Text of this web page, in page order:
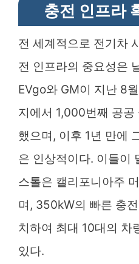
충전 인프라
전 세계적으로 전기차
전 인프라의 중요성은
EVgo와 GM이 지난 8
지에서 1,000번째 공
했으며, 이후 1년 만에
은 인상적이다. 이들이
스톨은 캘리포니아주
며, 350kW의 빠른 충
치하여 최대 10대의 차
있다.